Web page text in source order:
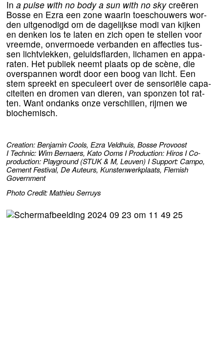
Ina pul­se with no body a sun with no skycre­ë­ren
Bosse en Ezra een zone waar­in toe­schou­wers wor­
den uit­ge­no­digd om de dage­lijk­se modi van kij­ken
en den­ken los te laten en zich open te stel­len voor
vreem­de, onver­moe­de ver­ban­den en affec­ties tus­
sen licht­vlek­ken, geluids­flar­den, licha­men en appa­
ra­ten. Het publiek neemt plaats op de scè­ne, die
over­span­nen wordt door een boog van licht. Een
stem spreekt en spe­cu­leert over de sen­so­ri­ë­le capa­
ci­tei­ten en dro­men van die­ren, van spon­zen tot rat­
ten. Want ondanks onze ver­schil­len, rij­men we
biochemisch.
Creation: Benjamin Cools, Ezra Veldhuis, Bosse Provoost
I Technic: Wim Bernaers, Kato Ooms I Production: Hiros I Co-
pro­duc­ti­on: Playground (STUK& M, Leuven) I Support: Campo,
Cement Festival, De Auteurs, Kunstenwerkplaats, Flemish
Government
Photo Credit: Mathieu Serruys